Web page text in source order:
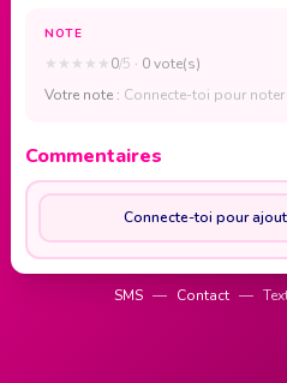
NOTE
★ ★ ★ ★ ★0/5 · 0 vote(s)
Votre note : Connecte-toi pour noter
Commentaires
Connecte-toi pour
SMS — Contact —